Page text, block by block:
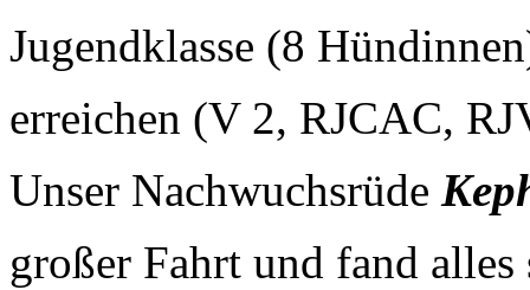
Jugendklasse (8
erreichen (V 2, RJCAC,
Unser Nachwuchsrüde
großer Fahrt und fand alles